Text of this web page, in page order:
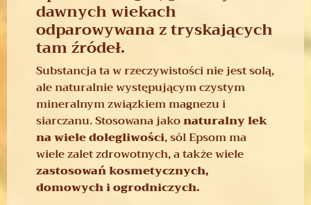
dawnych wiekach
odparowywana z tryskających
tam źródeł.
Substancja ta w rzeczywistości nie jest solą,
ale naturalnie występującym czystym
mineralnym związkiem magnezu i
siarczanu. Stosowana jakonaturalny lek
na wiele dolegliwości, sól Epsom ma
wiele zalet zdrowotnych, a także wiele
zastosowań kosmetycznych,
domowych i ogrodniczych.